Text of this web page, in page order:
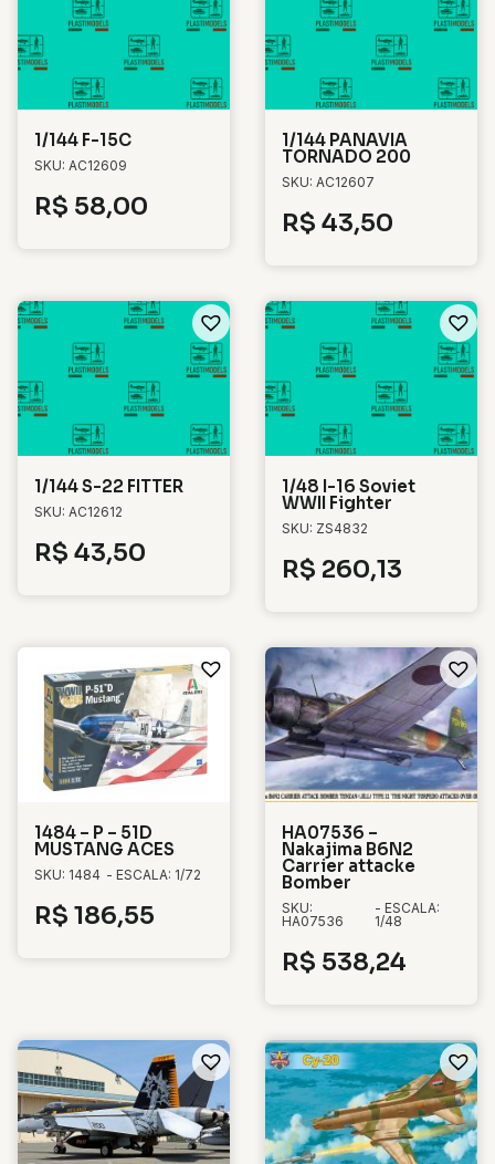
1/144 F-15C
SKU: AC12609
R$ 58,00
1/144 PANAVIA
TORNADO 200
SKU: AC12607
R$ 43,50
1/144 S-22 FITTER
SKU: AC12612
R$ 43,50
1/48 I-16 Soviet
WWII Fighter
SKU: ZS4832
R$ 260,13
1484 – P – 51D
MUSTANG ACES
SKU: 1484 - ESCALA: 1/72
R$ 186,55
HA07536 –
Nakajima B6N2
Carrier attacke
Bomber
SKU:
HA07536
- ESCALA:
1/48
R$ 538,24